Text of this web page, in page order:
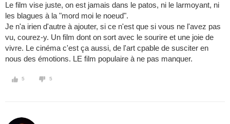
Le film vise juste, on est jamais dans le patos, ni le larmoyant, ni
les blagues à la "mord moi le noeud".
Je n'a irien d'autre à ajouter, si ce n'est que si vous ne l'avez pas
vu, courez-y. Un film dont on sort avec le sourire et une joie de
vivre. Le cinéma c'est ça aussi, de l'art cpable de susciter en
nous des émotions. LE film populaire à ne pas manquer.
5 5